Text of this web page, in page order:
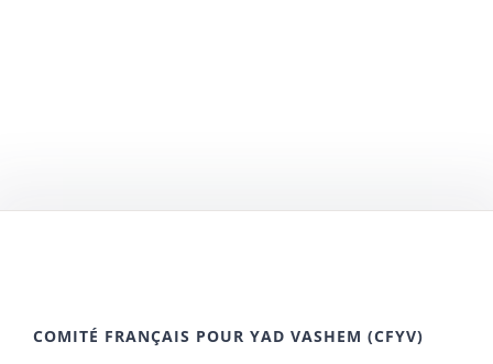
COMITÉ FRANÇAIS POUR YAD VASHEM (CFYV)